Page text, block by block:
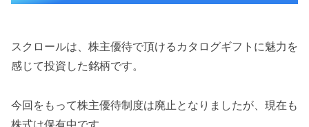
スクロールは、株主優待で頂けるカタログギフトに魅力を
感じて投資した銘柄です。
今回をもって株主優待制度は廃止となりましたが、現在も
株式は保有中です。